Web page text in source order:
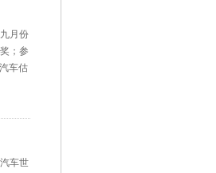
月份
；参
车估
车世